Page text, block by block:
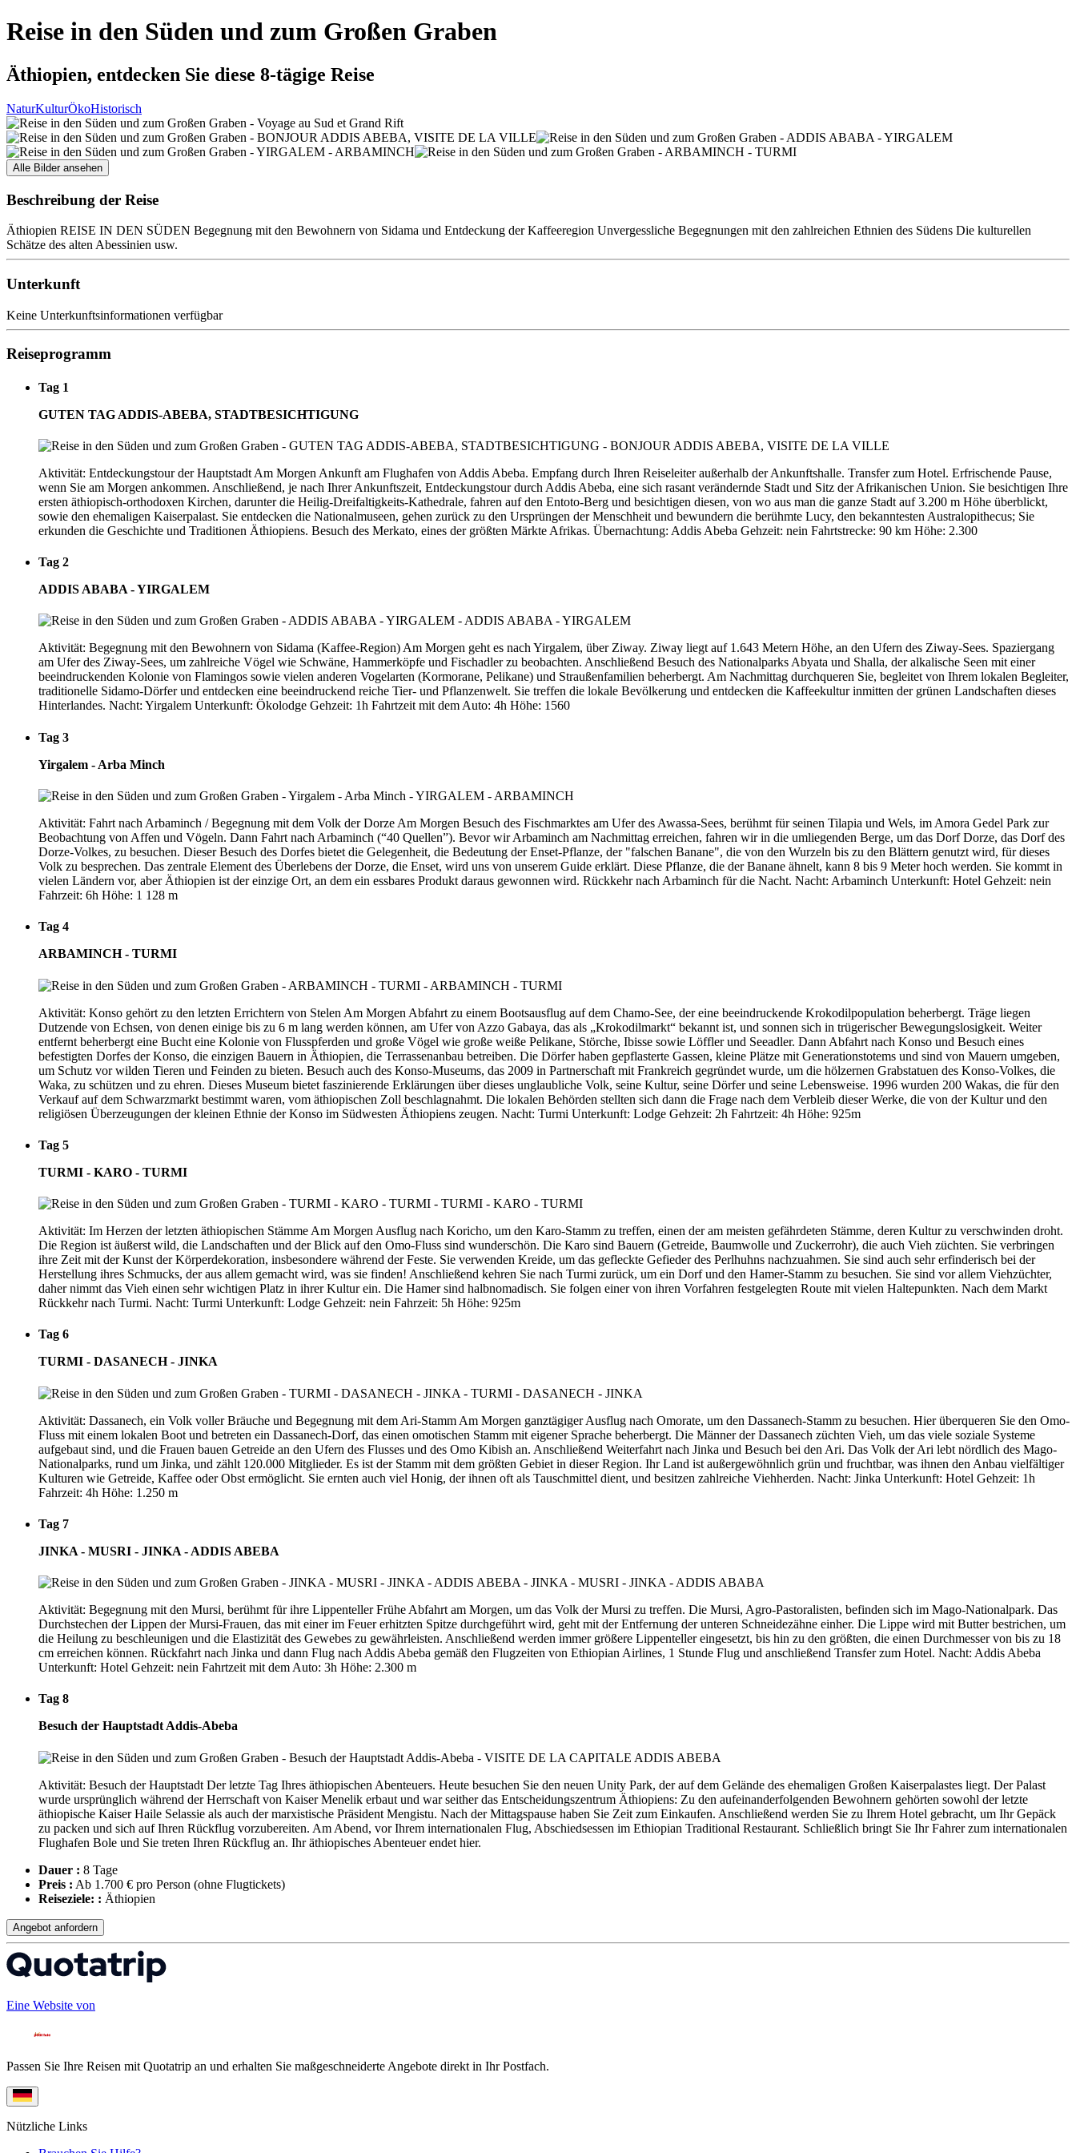
Reise in den Süden und zum Großen Graben
Äthiopien, entdecken Sie diese 8-tägige Reise
NaturKulturÖkoHistorisch
Alle Bilder ansehen
Beschreibung der Reise
Äthiopien REISE IN DEN SÜDEN Begegnung mit den Bewohnern von Sidama und Entdeckung der Kaffeeregion Unvergessliche Begegnungen mit den zahlreichen Ethnien des Südens Die kulturellen
Schätze des alten Abessinien usw.
Unterkunft
Keine Unterkunftsinformationen verfügbar
Reiseprogramm
Tag 1
GUTEN TAG ADDIS-ABEBA, STADTBESICHTIGUNG
Aktivität: Entdeckungstour der Hauptstadt Am Morgen Ankunft am Flughafen von Addis Abeba. Empfang durch Ihren Reiseleiter außerhalb der Ankunftshalle. Transfer zum Hotel. Erfrischende Pause,
wenn Sie am Morgen ankommen. Anschließend, je nach Ihrer Ankunftszeit, Entdeckungstour durch Addis Abeba, eine sich rasant verändernde Stadt und Sitz der Afrikanischen Union. Sie besichtigen Ihre
ersten äthiopisch-orthodoxen Kirchen, darunter die Heilig-Dreifaltigkeits-Kathedrale, fahren auf den Entoto-Berg und besichtigen diesen, von wo aus man die ganze Stadt auf 3.200 m Höhe überblickt,
sowie den ehemaligen Kaiserpalast. Sie entdecken die Nationalmuseen, gehen zurück zu den Ursprüngen der Menschheit und bewundern die berühmte Lucy, den bekanntesten Australopithecus; Sie
erkunden die Geschichte und Traditionen Äthiopiens. Besuch des Merkato, eines der größten Märkte Afrikas. Übernachtung: Addis Abeba Gehzeit: nein Fahrtstrecke: 90 km Höhe: 2.300
Tag 2
ADDIS ABABA - YIRGALEM
Aktivität: Begegnung mit den Bewohnern von Sidama (Kaffee-Region) Am Morgen geht es nach Yirgalem, über Ziway. Ziway liegt auf 1.643 Metern Höhe, an den Ufern des Ziway-Sees. Spaziergang
am Ufer des Ziway-Sees, um zahlreiche Vögel wie Schwäne, Hammerköpfe und Fischadler zu beobachten. Anschließend Besuch des Nationalparks Abyata und Shalla, der alkalische Seen mit einer
beeindruckenden Kolonie von Flamingos sowie vielen anderen Vogelarten (Kormorane, Pelikane) und Straußenfamilien beherbergt. Am Nachmittag durchqueren Sie, begleitet von Ihrem lokalen Begleiter,
traditionelle Sidamo-Dörfer und entdecken eine beeindruckend reiche Tier- und Pflanzenwelt. Sie treffen die lokale Bevölkerung und entdecken die Kaffeekultur inmitten der grünen Landschaften dieses
Hinterlandes. Nacht: Yirgalem Unterkunft: Ökolodge Gehzeit: 1h Fahrtzeit mit dem Auto: 4h Höhe: 1560
Tag 3
Yirgalem - Arba Minch
Aktivität: Fahrt nach Arbaminch / Begegnung mit dem Volk der Dorze Am Morgen Besuch des Fischmarktes am Ufer des Awassa-Sees, berühmt für seinen Tilapia und Wels, im Amora Gedel Park zur
Beobachtung von Affen und Vögeln. Dann Fahrt nach Arbaminch (“40 Quellen”). Bevor wir Arbaminch am Nachmittag erreichen, fahren wir in die umliegenden Berge, um das Dorf Dorze, das Dorf des
Dorze-Volkes, zu besuchen. Dieser Besuch des Dorfes bietet die Gelegenheit, die Bedeutung der Enset-Pflanze, der "falschen Banane", die von den Wurzeln bis zu den Blättern genutzt wird, für dieses
Volk zu besprechen. Das zentrale Element des Überlebens der Dorze, die Enset, wird uns von unserem Guide erklärt. Diese Pflanze, die der Banane ähnelt, kann 8 bis 9 Meter hoch werden. Sie kommt in
vielen Ländern vor, aber Äthiopien ist der einzige Ort, an dem ein essbares Produkt daraus gewonnen wird. Rückkehr nach Arbaminch für die Nacht. Nacht: Arbaminch Unterkunft: Hotel Gehzeit: nein
Fahrzeit: 6h Höhe: 1 128 m
Tag 4
ARBAMINCH - TURMI
Aktivität: Konso gehört zu den letzten Errichtern von Stelen Am Morgen Abfahrt zu einem Bootsausflug auf dem Chamo-See, der eine beeindruckende Krokodilpopulation beherbergt. Träge liegen
Dutzende von Echsen, von denen einige bis zu 6 m lang werden können, am Ufer von Azzo Gabaya, das als „Krokodilmarkt“ bekannt ist, und sonnen sich in trügerischer Bewegungslosigkeit. Weiter
entfernt beherbergt eine Bucht eine Kolonie von Flusspferden und große Vögel wie große weiße Pelikane, Störche, Ibisse sowie Löffler und Seeadler. Dann Abfahrt nach Konso und Besuch eines
befestigten Dorfes der Konso, die einzigen Bauern in Äthiopien, die Terrassenanbau betreiben. Die Dörfer haben gepflasterte Gassen, kleine Plätze mit Generationstotems und sind von Mauern umgeben,
um Schutz vor wilden Tieren und Feinden zu bieten. Besuch auch des Konso-Museums, das 2009 in Partnerschaft mit Frankreich gegründet wurde, um die hölzernen Grabstatuen des Konso-Volkes, die
Waka, zu schützen und zu ehren. Dieses Museum bietet faszinierende Erklärungen über dieses unglaubliche Volk, seine Kultur, seine Dörfer und seine Lebensweise. 1996 wurden 200 Wakas, die für den
Verkauf auf dem Schwarzmarkt bestimmt waren, vom äthiopischen Zoll beschlagnahmt. Die lokalen Behörden stellten sich dann die Frage nach dem Verbleib dieser Werke, die von der Kultur und den
religiösen Überzeugungen der kleinen Ethnie der Konso im Südwesten Äthiopiens zeugen. Nacht: Turmi Unterkunft: Lodge Gehzeit: 2h Fahrtzeit: 4h Höhe: 925m
Tag 5
TURMI - KARO - TURMI
Aktivität: Im Herzen der letzten äthiopischen Stämme Am Morgen Ausflug nach Koricho, um den Karo-Stamm zu treffen, einen der am meisten gefährdeten Stämme, deren Kultur zu verschwinden droht.
Die Region ist äußerst wild, die Landschaften und der Blick auf den Omo-Fluss sind wunderschön. Die Karo sind Bauern (Getreide, Baumwolle und Zuckerrohr), die auch Vieh züchten. Sie verbringen
ihre Zeit mit der Kunst der Körperdekoration, insbesondere während der Feste. Sie verwenden Kreide, um das gefleckte Gefieder des Perlhuhns nachzuahmen. Sie sind auch sehr erfinderisch bei der
Herstellung ihres Schmucks, der aus allem gemacht wird, was sie finden! Anschließend kehren Sie nach Turmi zurück, um ein Dorf und den Hamer-Stamm zu besuchen. Sie sind vor allem Viehzüchter,
daher nimmt das Vieh einen sehr wichtigen Platz in ihrer Kultur ein. Die Hamer sind halbnomadisch. Sie folgen einer von ihren Vorfahren festgelegten Route mit vielen Haltepunkten. Nach dem Markt
Rückkehr nach Turmi. Nacht: Turmi Unterkunft: Lodge Gehzeit: nein Fahrzeit: 5h Höhe: 925m
Tag 6
TURMI - DASANECH - JINKA
Aktivität: Dassanech, ein Volk voller Bräuche und Begegnung mit dem Ari-Stamm Am Morgen ganztägiger Ausflug nach Omorate, um den Dassanech-Stamm zu besuchen. Hier überqueren Sie den Omo-
Fluss mit einem lokalen Boot und betreten ein Dassanech-Dorf, das einen omotischen Stamm mit eigener Sprache beherbergt. Die Männer der Dassanech züchten Vieh, um das viele soziale Systeme
aufgebaut sind, und die Frauen bauen Getreide an den Ufern des Flusses und des Omo Kibish an. Anschließend Weiterfahrt nach Jinka und Besuch bei den Ari. Das Volk der Ari lebt nördlich des Mago-
Nationalparks, rund um Jinka, und zählt 120.000 Mitglieder. Es ist der Stamm mit dem größten Gebiet in dieser Region. Ihr Land ist außergewöhnlich grün und fruchtbar, was ihnen den Anbau vielfältiger
Kulturen wie Getreide, Kaffee oder Obst ermöglicht. Sie ernten auch viel Honig, der ihnen oft als Tauschmittel dient, und besitzen zahlreiche Viehherden. Nacht: Jinka Unterkunft: Hotel Gehzeit: 1h
Fahrzeit: 4h Höhe: 1.250 m
Tag 7
JINKA - MUSRI - JINKA - ADDIS ABEBA
Aktivität: Begegnung mit den Mursi, berühmt für ihre Lippenteller Frühe Abfahrt am Morgen, um das Volk der Mursi zu treffen. Die Mursi, Agro-Pastoralisten, befinden sich im Mago-Nationalpark. Das
Durchstechen der Lippen der Mursi-Frauen, das mit einer im Feuer erhitzten Spitze durchgeführt wird, geht mit der Entfernung der unteren Schneidezähne einher. Die Lippe wird mit Butter bestrichen, um
die Heilung zu beschleunigen und die Elastizität des Gewebes zu gewährleisten. Anschließend werden immer größere Lippenteller eingesetzt, bis hin zu den größten, die einen Durchmesser von bis zu 18
cm erreichen können. Rückfahrt nach Jinka und dann Flug nach Addis Abeba gemäß den Flugzeiten von Ethiopian Airlines, 1 Stunde Flug und anschließend Transfer zum Hotel. Nacht: Addis Abeba
Unterkunft: Hotel Gehzeit: nein Fahrtzeit mit dem Auto: 3h Höhe: 2.300 m
Tag 8
Besuch der Hauptstadt Addis-Abeba
Aktivität: Besuch der Hauptstadt Der letzte Tag Ihres äthiopischen Abenteuers. Heute besuchen Sie den neuen Unity Park, der auf dem Gelände des ehemaligen Großen Kaiserpalastes liegt. Der Palast
wurde ursprünglich während der Herrschaft von Kaiser Menelik erbaut und war seither das Entscheidungszentrum Äthiopiens: Zu den aufeinanderfolgenden Bewohnern gehörten sowohl der letzte
äthiopische Kaiser Haile Selassie als auch der marxistische Präsident Mengistu. Nach der Mittagspause haben Sie Zeit zum Einkaufen. Anschließend werden Sie zu Ihrem Hotel gebracht, um Ihr Gepäck
zu packen und sich auf Ihren Rückflug vorzubereiten. Am Abend, vor Ihrem internationalen Flug, Abschiedsessen im Ethiopian Traditional Restaurant. Schließlich bringt Sie Ihr Fahrer zum internationalen
Flughafen Bole und Sie treten Ihren Rückflug an. Ihr äthiopisches Abenteuer endet hier.
Dauer : 8 Tage
Preis : Ab 1.700 € pro Person (ohne Flugtickets)
Reiseziele: : Äthiopien
Angebot anfordern
Eine Website von
Passen Sie Ihre Reisen mit Quotatrip an und erhalten Sie maßgeschneiderte Angebote direkt in Ihr Postfach.
Nützliche Links